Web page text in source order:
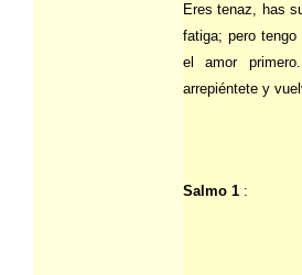
Eres tenaz, has
fatiga; pero tengo
el amor
arrepiéntete y
Salmo 1 :